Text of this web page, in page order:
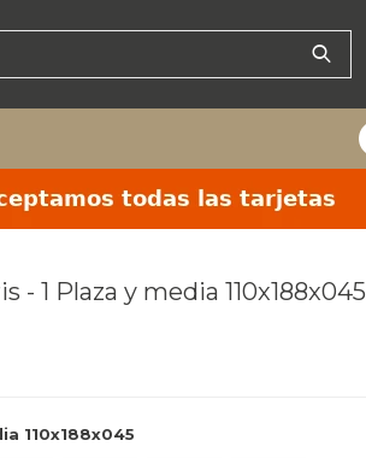
- 1 Plaza y media 110x188x045
110x188x045